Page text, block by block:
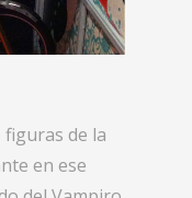
figuras de la
en ese